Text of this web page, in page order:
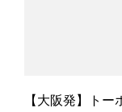
【大阪発】ト